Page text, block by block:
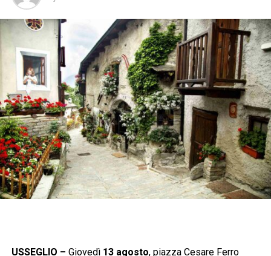
USSEGLIO – Giovedì 13 agosto, piazza Cesare Ferro